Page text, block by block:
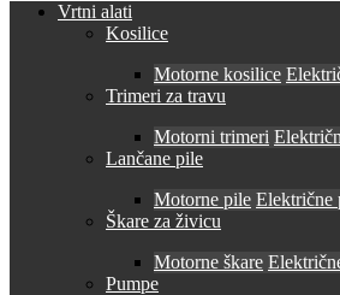
Vrtni alati
Kosilice
Motorne kosilice
Trimeri za travu
Motorni trimeri
Lančane pile
Motorne pile Električne
Škare za živicu
Motorne škare
Pumpe